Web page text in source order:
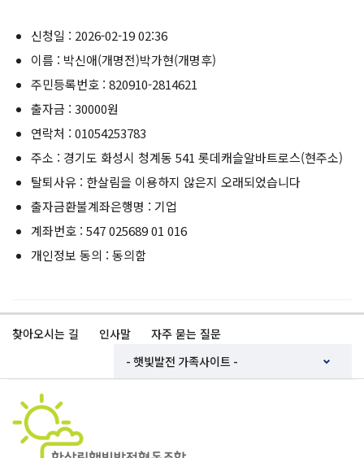
신청일 : 2026-02-19 02:36
이름 : 박신애(개명전)박가현(개명후)
주민등록번호 : 820910-2814621
출자금 : 30000원
연락처 : 01054253783
주소 : 경기도 화성시 청계동 541 롯데캐슬알바트로스(현주소)
탈퇴사유 : 한살림을 이용하지 않은지 오래되었습니다
출자금환불계좌은행명 : 기업
계좌번호 : 547 025689 01 016
개인정보 동의 : 동의함
찾아오시는 길 인사말 자주 묻는 질문